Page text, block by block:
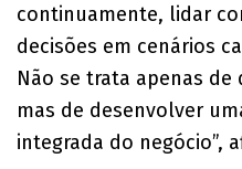
continuamente, lidar
decisões em cenários
Não se trata apenas
mas de desenvolver
integrada do negócio”,